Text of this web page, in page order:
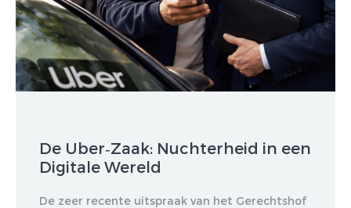
De Uber‑Zaak: Nuchterheid in een
Digitale Wereld
De zeer recente uitspraak van het Gerechtshof